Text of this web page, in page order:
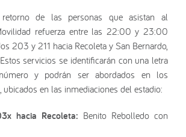
de las personas que asistan al
refuerza entre las 22:00 y 23:00
203 y 211 hacia Recoleta y San Bernardo,
servicios se identificarán con una letra
y podrán ser abordados en los
ubicados en las inmediaciones del estadio:
hacia Recoleta: Benito Rebolledo con